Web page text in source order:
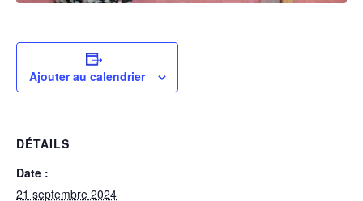
Ajouter au calendrier
DÉTAILS
Date :
21 septembre 2024